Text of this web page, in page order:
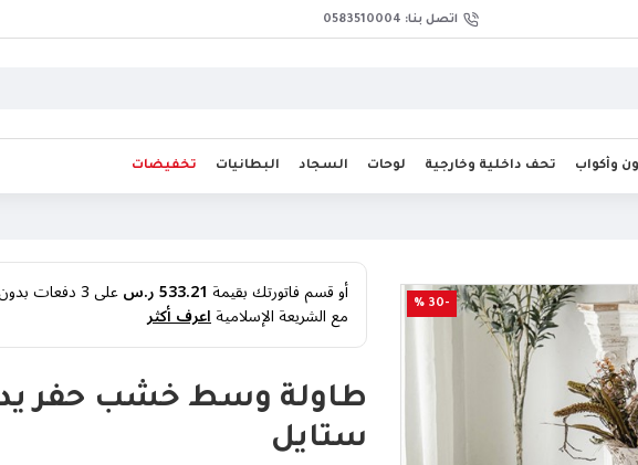
اتصل بنا: 0583510004
وأكواب تحف داخلية وخارجية لوحات السجاد البطانيات تخفيضات
-30 % أو قسم فاتورتك بقيمة 533.21 ر.س على3دفعات
مع الشريعة الإسلاميةاعرف أكثر
طاولة وسط خشب حفر
ستايل